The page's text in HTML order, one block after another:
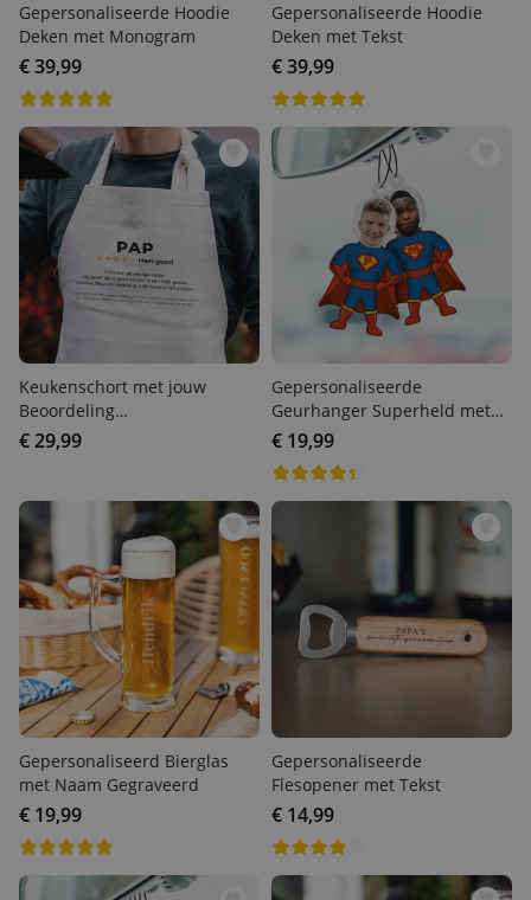
Gepersonaliseerde Hoodie
Deken met Monogram
€ 39,99
Gepersonaliseerde Hoodie
Deken met Tekst
€ 39,99
Keukenschort met jouw
Beoordeling
Gepersonaliseerd
€ 29,99
Gepersonaliseerde
Geurhanger Superheld met
Gezicht set van 2
€ 19,99
Gepersonaliseerd Bierglas
met Naam Gegraveerd
€ 19,99
Gepersonaliseerde
Flesopener met Tekst
€ 14,99